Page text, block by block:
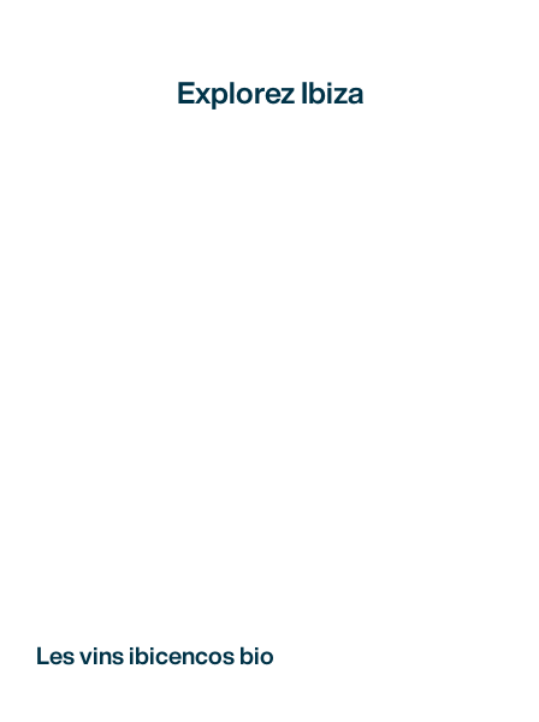
Explorez Ibiza
Les vins ibicencos bio